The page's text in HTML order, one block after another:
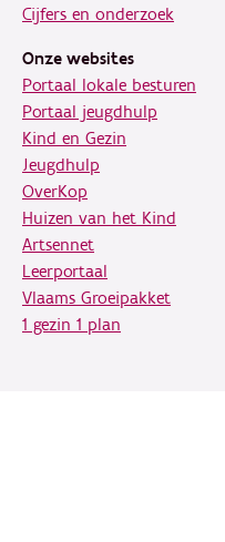
Cijfers en onderzoek
Onze websites
Portaal lokale besturen
Portaal jeugdhulp
Kind en Gezin
Jeugdhulp
OverKop
Huizen van het Kind
Artsennet
Leerportaal
Vlaams Groeipakket
1 gezin 1 plan